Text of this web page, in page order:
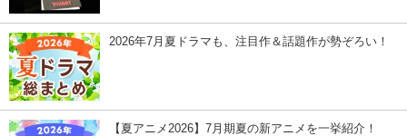
2026年7月夏ドラマも、注目作＆話題作が勢ぞろい！
【夏アニメ2026】7月期夏の新アニメを一挙紹介！